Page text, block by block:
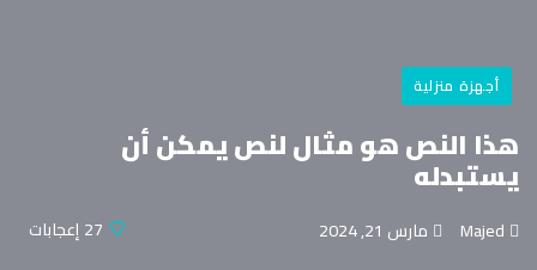
أجهزة منزلية
هذا النص هو مثال لنص يمكن أن
يستبدله
Majed مارس 21, 2024 27 إعجابات